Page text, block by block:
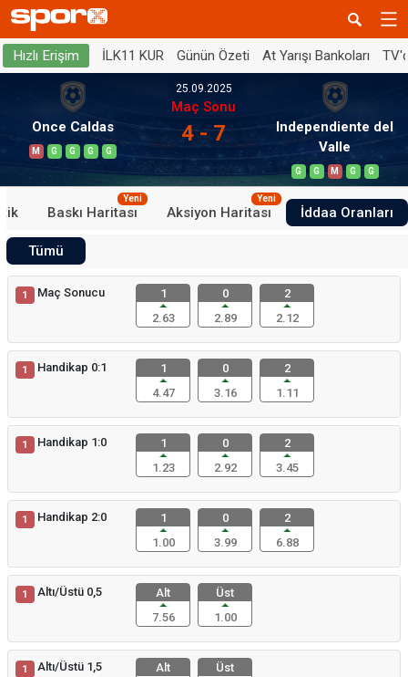
Hızlı Erişim İLK11 KUR Günün Özeti At Yarışı Bankoları
Once Caldas
M G G G G
25.09.2025
Maç Sonu
4 - 7
Independiente del
Valle
G G M G G
Baskı Haritası
Yeni
Aksiyon Haritası
Yeni
İddaa Oranları
Tümü
1 Maç Sonucu
1
2.63
0
2.89
2
2.12
1 Handikap 0:1
1
4.47
0
3.16
2
1.11
1 Handikap 1:0
1
1.23
0
2.92
2
3.45
1 Handikap 2:0
1
1.00
0
3.99
2
6.88
1 Altı/Üstü 0,5
Alt
7.56
Üst
1.00
1 Altı/Üstü 1,5
Alt
Üst